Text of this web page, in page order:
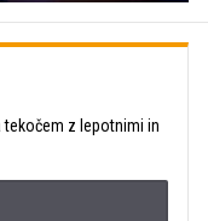
tekočem z lepotnimi in